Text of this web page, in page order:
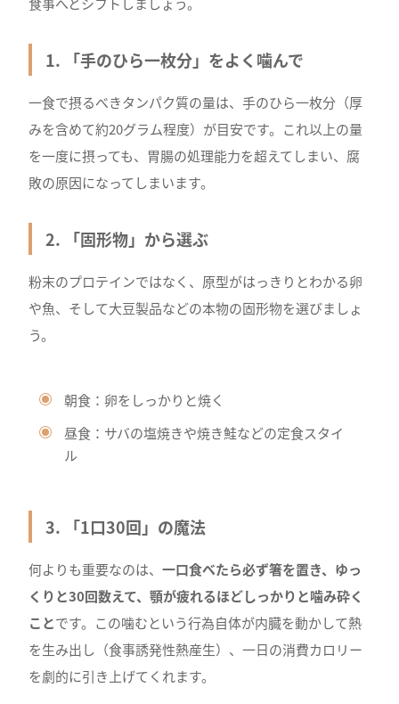
1. 「手のひら一枚分」をよく噛んで
一食で摂るべきタンパク質の量は、手のひら一枚分（厚
みを含めて約20グラム程度）が目安です。これ以上の量
を一度に摂っても、胃腸の処理能力を超えてしまい、腐
敗の原因になってしまいます。
2. 「固形物」から選ぶ
粉末のプロテインではなく、原型がはっきりとわかる卵
や魚、そして大豆製品などの本物の固形物を選びましょ
う。
朝食：卵をしっかりと焼く
昼食：サバの塩焼きや焼き鮭などの定食スタイ
ル
3. 「1口30回」の魔法
何よりも重要なのは、一口食べたら必ず箸を置き、ゆっ
くりと30回数えて、顎が疲れるほどしっかりと噛み砕く
ことです。この噛むという行為自体が内臓を動かして熱
を生み出し（食事誘発性熱産生）、一日の消費カロリー
を劇的に引き上げてくれます。